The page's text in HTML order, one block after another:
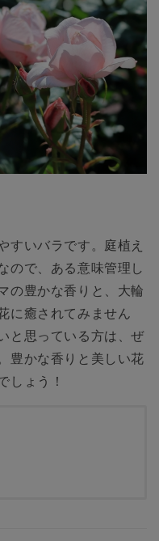
すいバラです。庭植え
ので、ある意味管理し
の豊かな香りと、大輪
に癒されてみません
と思っている方は、ぜ
豊かな香りと美しい花
しょう！